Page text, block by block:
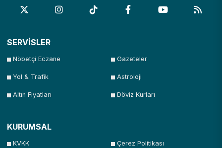
SERVİSLER
Nöbetçi Eczane Gazeteler
Yol & Trafik Astroloji
Altın Fiyatları Döviz Kurları
KURUMSAL
KVKK Çerez Politikası